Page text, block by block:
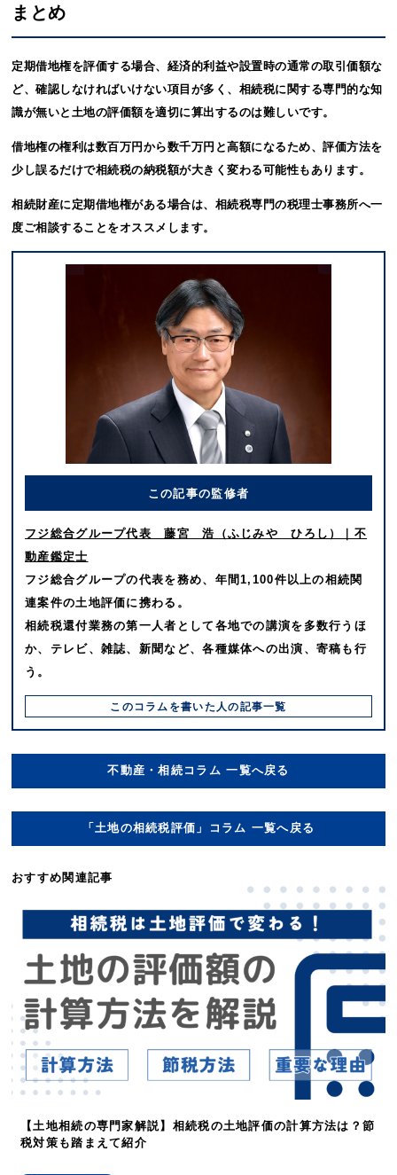
まとめ
定期借地権を評価する場合、経済的利益や設置時の通常の取引価額な
ど、確認しなければいけない項目が多く、相続税に関する専門的な知
識が無いと土地の評価額を適切に算出するのは難しいです。
借地権の権利は数百万円から数千万円と高額になるため、評価方法を
少し誤るだけで相続税の納税額が大きく変わる可能性もあります。
相続財産に定期借地権がある場合は、相続税専門の税理士事務所へ一
度ご相談することをオススメします。
この記事の監修者
フジ総合グループ代表 藤宮 浩（ふじみや ひろし）｜不
動産鑑定士
フジ総合グループの代表を務め、年間1,100件以上の相続関
連案件の土地評価に携わる。
相続税還付業務の第一人者として各地での講演を多数行うほ
か、テレビ、雑誌、新聞など、各種媒体への出演、寄稿も行
う。
このコラムを書いた⼈の記事⼀覧
不動産・相続コラム 一覧へ戻る
「土地の相続税評価」コラム 一覧へ戻る
おすすめ関連記事
【土地相続の専門家解説】相続税の土地評価の計算方法は？節
税対策も踏まえて紹介